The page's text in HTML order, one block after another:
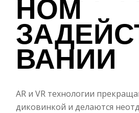
НОМ
ВАНИИ
AR и VR технологии
диковинкой и делаются